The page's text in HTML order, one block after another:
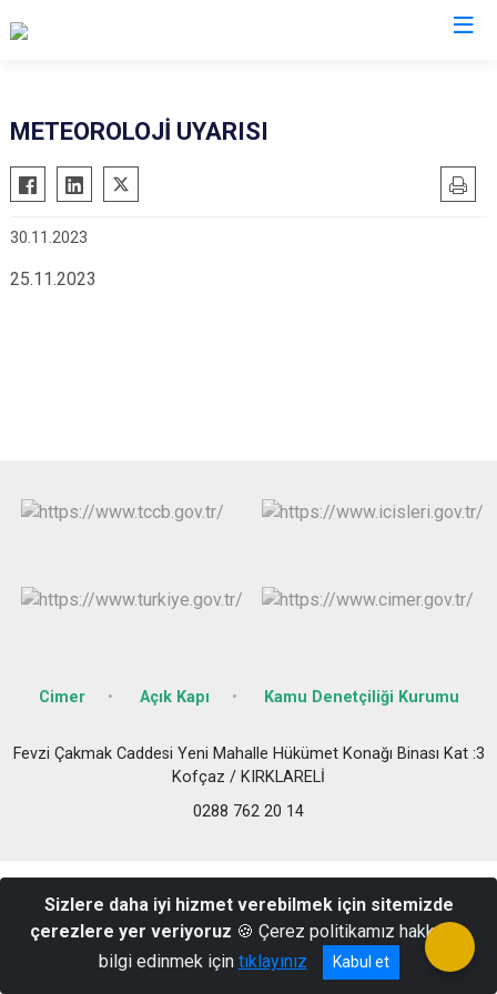
Babaeski
Demirköy
Kofçaz
Lüleburgaz
METEOROLOJİ UYARISI
30.11.2023
25.11.2023
Cimer Açık Kapı Kamu Denetçiliği Kurumu
Fevzi Çakmak Caddesi Yeni Mahalle Hükümet Konağı Binası Kat :3
Kofçaz / KIRKLARELİ
0288 762 20 14
Sizlere daha iyi hizmet verebilmek için sitemizde
çerezlere yer veriyoruz 🍪 Çerez politikamız hakkında
bilgi edinmek için tıklayınız Kabul et